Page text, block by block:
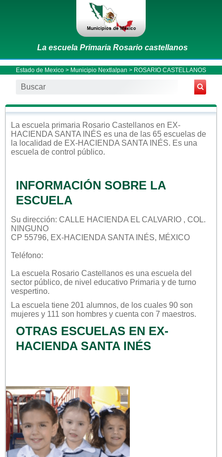
La escuela Primaria Rosario castellanos
Estado de Mexico > Municipio Nextlalpan > ROSARIO CASTELLANOS
La escuela primaria Rosario Castellanos en EX-
HACIENDA SANTA INÉS es una de las 65 escuelas de
la localidad de EX-HACIENDA SANTA INÉS. Es una
escuela de control público.
INFORMACIÓN SOBRE LA
ESCUELA
Su dirección: CALLE HACIENDA EL CALVARIO , COL.
NINGUNO
CP 55796, EX-HACIENDA SANTA INÉS, MÉXICO
Teléfono:
La escuela Rosario Castellanos es una escuela del
sector público, de nivel educativo Primaria y de turno
vespertino.
La escuela tiene 201 alumnos, de los cuales 90 son
mujeres y 111 son hombres y cuenta con 7 maestros.
OTRAS ESCUELAS EN EX-
HACIENDA SANTA INÉS